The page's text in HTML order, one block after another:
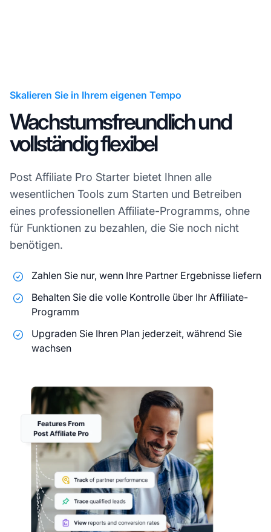
Skalieren Sie in Ihrem eigenen Tempo
Wachstumsfreundlich und
vollständig flexibel
Post Affiliate Pro Starter bietet Ihnen alle
wesentlichen Tools zum Starten und Betreiben
eines professionellen Affiliate-Programms, ohne
für Funktionen zu bezahlen, die Sie noch nicht
benötigen.
Zahlen Sie nur, wenn Ihre Partner Ergebnisse liefern
Behalten Sie die volle Kontrolle über Ihr Affiliate-
Programm
Upgraden Sie Ihren Plan jederzeit, während Sie
wachsen